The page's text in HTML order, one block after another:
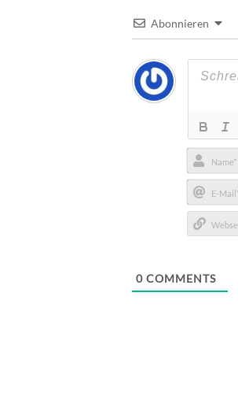
Abonnieren
Name*
E-
Mail*
0 COMMENTS